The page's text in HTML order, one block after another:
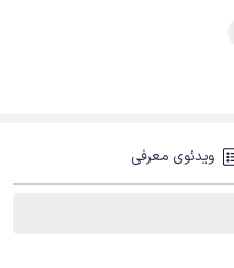
ویدئوی معرفی